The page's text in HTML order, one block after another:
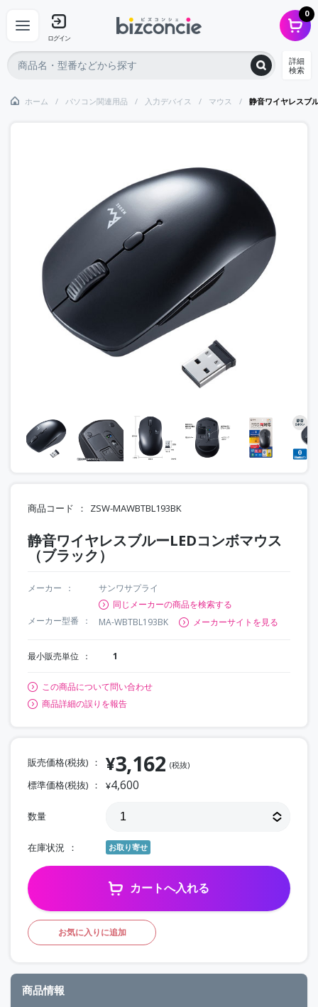
ログイン
0
詳細
検索
ホーム パソコン関連用品 入力デバイス マウス 静音ワイヤレスブ
商品コード ZSW-MAWBTBL193BK
静音ワイヤレスブルーLEDコンボマウス
（ブラック）
メーカー
サンワサプライ
同じメーカーの商品を検索する
メーカー型番
MA-WBTBL193BK メーカーサイトを見る
最小販売単位 1
この商品について問い合わせ
商品詳細の誤りを報告
販売価格(税抜) ¥3,162 (税抜)
標準価格(税抜) ¥4,600
数量
在庫状況 お取り寄せ
カートへ入れる
お気に入りに追加
商品情報